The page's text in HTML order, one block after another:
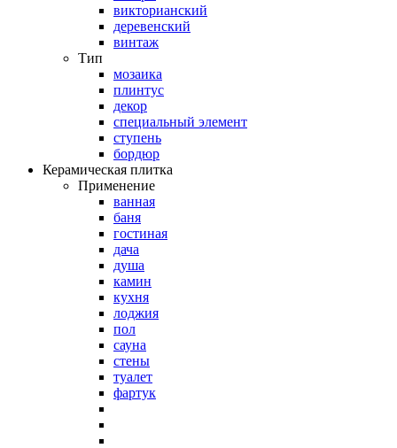
викторианский
деревенский
винтаж
Тип
мозаика
плинтус
декор
специальный элемент
ступень
бордюр
Керамическая плитка
Применение
ванная
баня
гостиная
дача
душа
камин
кухня
лоджия
пол
сауна
стены
туалет
фартук